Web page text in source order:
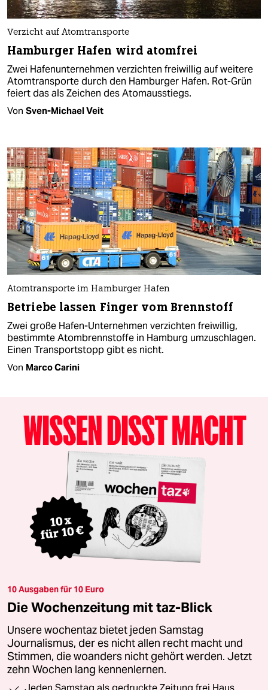
Verzicht auf Atomtransporte
Hamburger Hafen wird atomfrei
Zwei Hafenunternehmen verzichten freiwillig auf weitere
Atomtransporte durch den Hamburger Hafen. Rot-Grün
feiert das als Zeichen des Atomausstiegs.
Von Sven-Michael Veit
Atomtransporte im Hamburger Hafen
Betriebe lassen Finger vom Brennstoff
Zwei große Hafen-Unternehmen verzichten freiwillig,
bestimmte Atombrennstoffe in Hamburg umzuschlagen.
Einen Transportstopp gibt es nicht.
Von Marco Carini
10 Ausgaben für 10 Euro
Die Wochenzeitung mit taz-Blick
Unsere wochentaz bietet jeden Samstag
Journalismus, der es nicht allen recht macht und
Stimmen, die woanders nicht gehört werden. Jetzt
zehn Wochen lang kennenlernen.